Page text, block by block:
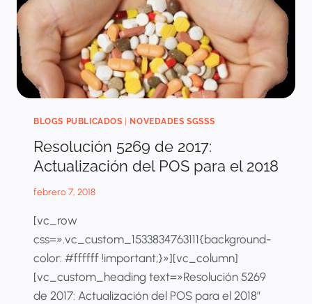
BLOGS PUBLICADOS | NOVEDADES SGSSS
Resolución 5269 de 2017:
Actualización del POS para el 2018
febrero 7, 2018
[vc_row
css=».vc_custom_1533834763111{background-
color: #ffffff !important;}»][vc_column]
[vc_custom_heading text=»Resolución 5269
de 2017: Actualización del POS para el 2018″